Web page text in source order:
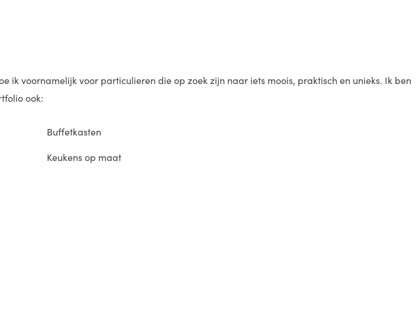
voornamelijk voor particulieren die op zoek zijn naar iets moois, praktisch en unieks. Ik ben
ook:
Buffetkasten
Keukens op maat